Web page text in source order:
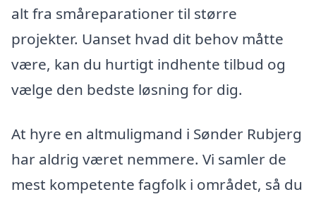
alt fra småreparationer til større
projekter. Uanset hvad dit behov måtte
være, kan du hurtigt indhente tilbud og
vælge den bedste løsning for dig.
At hyre en altmuligmand i Sønder Rubjerg
har aldrig været nemmere. Vi samler de
mest kompetente fagfolk i området, så du